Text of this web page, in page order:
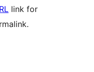
link for